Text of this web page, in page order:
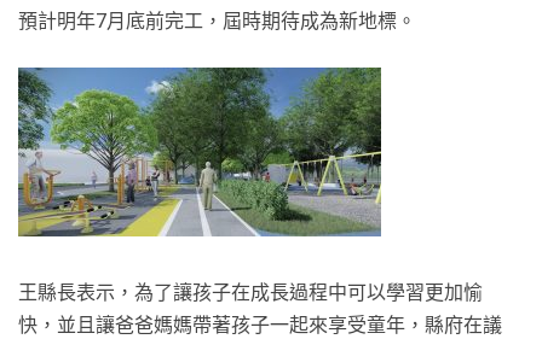
預計明年7月底前完工，屆時期待成為新地標。
王縣長表示，為了讓孩子在成長過程中可以學習更加愉
快，並且讓爸爸媽媽帶著孩子一起來享受童年，縣府在議